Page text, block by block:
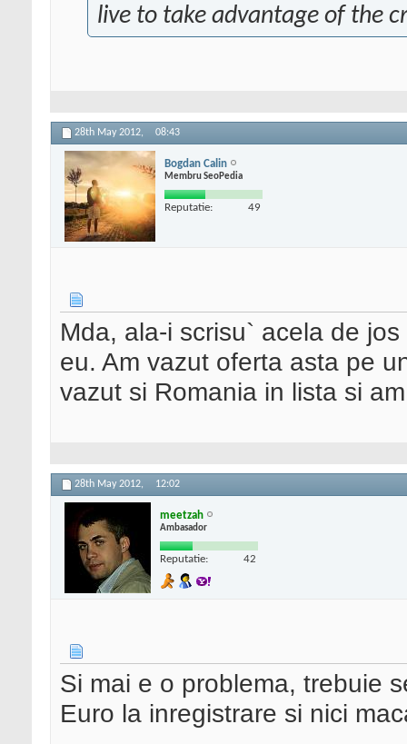
live to take advantage of the
28th May 2012, 08:43
Bogdan Calin
Membru SeoPedia
Reputatie: 49
Mda, ala-i scrisu` acela de
eu. Am vazut oferta asta pe
vazut si Romania in lista si
28th May 2012, 12:02
meetzah
Ambasador
Reputatie: 42
Si mai e o problema, trebuie
Euro la inregistrare si nici